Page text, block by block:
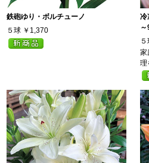
鉄砲ゆり・ボルチューノ
５球 ￥1,370
冷
家
理